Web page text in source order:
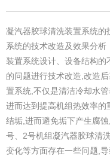
凝汽器胶球清洗装置系统
系统的技术改造及效果分
装置系统设计、设备结构
的问题进行技术改造,改造后
置系统,不仅是清洁冷却水
进而达到提高机组热效率
结垢,进而避免垢下产生腐
号、2号机组凝汽器胶球清
变化等方面存在一些问题,